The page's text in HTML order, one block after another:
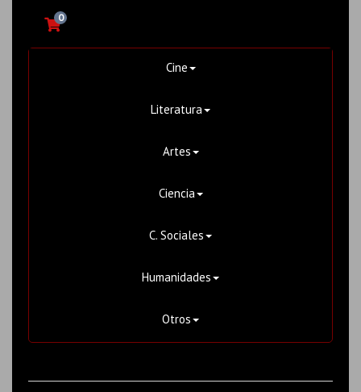
0
Cine
Literatura
Artes
Ciencia
C. Sociales
Humanidades
Otros